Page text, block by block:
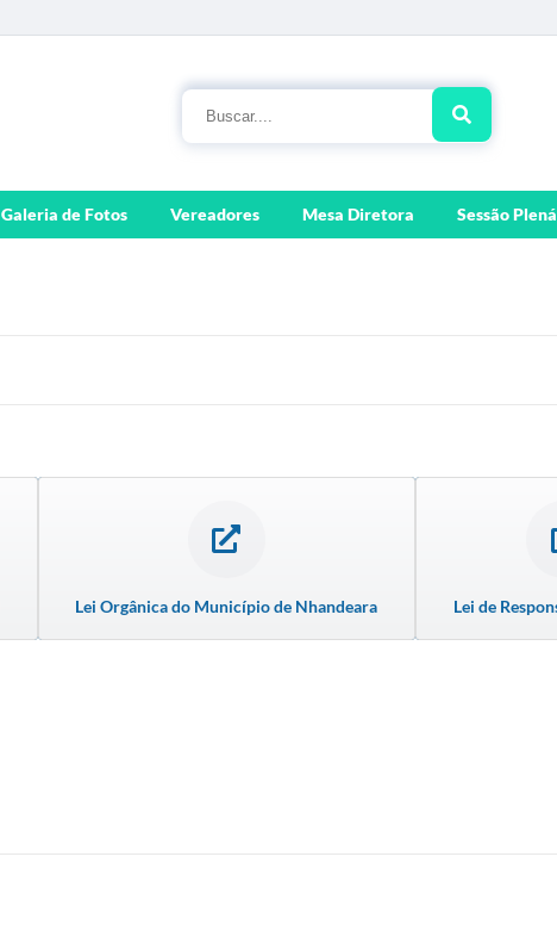
Galeria de Fotos Vereadores Mesa Diretora Sessão
Lei Orgânica do Município de Nhandeara Lei de